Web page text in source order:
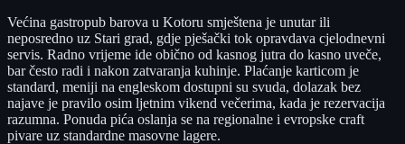
Većina gastropub barova u Kotoru smještena je unutar ili
neposredno uz Stari grad, gdje pješački tok opravdava cjelodnevni
servis. Radno vrijeme ide obično od kasnog jutra do kasno uveče,
bar često radi i nakon zatvaranja kuhinje. Plaćanje karticom je
standard, meniji na engleskom dostupni su svuda, dolazak bez
najave je pravilo osim ljetnim vikend večerima, kada je rezervacija
razumna. Ponuda pića oslanja se na regionalne i evropske craft
pivare uz standardne masovne lagere.